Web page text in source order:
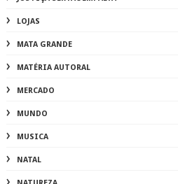
NATUREZA
OLHO D'ÁGUA
PAPEANDO
PARICONHA
PECUARIA
PEGAFOGO
PIRANHAS